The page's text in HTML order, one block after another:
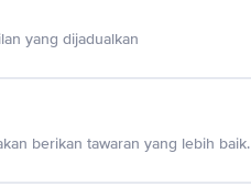
yang dijadualkan
berikan tawaran yang lebih baik.